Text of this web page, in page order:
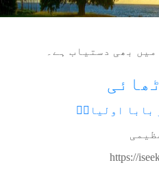
میں بھی دستیاب ہے۔
بابا اولیاءؒ
https://